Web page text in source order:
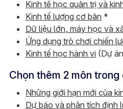
Kinh tế học quản trị và
Kinh tế lượng cơ bản *
Dữ liệu lớn, máy học và
Ứng dụng trò chơi chiến
Kinh tế học hành vi(Dự
Chọn thêm 2 môn trong
Những giới hạn mới của
Dự báo và phân tích định